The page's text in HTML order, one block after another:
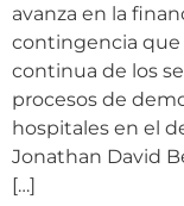
avanza en la
contingencia que
continua de los
procesos de
hospitales en el
Jonathan David
[…]